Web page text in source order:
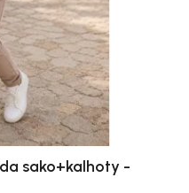
sako+kalhoty -